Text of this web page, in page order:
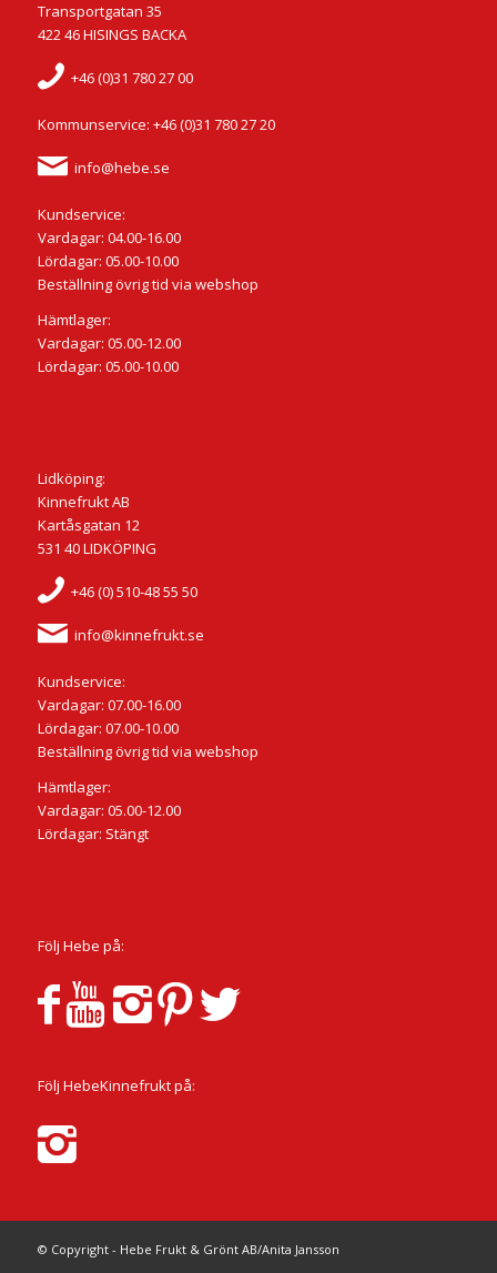
Transportgatan 35
422 46 HISINGS BACKA
+46 (0)31 780 27 00
Kommunservice: +46 (0)31 780 27 20
info@hebe.se
Kundservice:
Vardagar: 04.00-16.00
Lördagar: 05.00-10.00
Beställning övrig tid via webshop
Hämtlager:
Vardagar: 05.00-12.00
Lördagar: 05.00-10.00
Lidköping:
Kinnefrukt AB
Kartåsgatan 12
531 40 LIDKÖPING
+46 (0) 510-48 55 50
info@kinnefrukt.se
Kundservice:
Vardagar: 07.00-16.00
Lördagar: 07.00-10.00
Beställning övrig tid via webshop
Hämtlager:
Vardagar: 05.00-12.00
Lördagar: Stängt
Följ Hebe på:
Följ HebeKinnefrukt på:
© Copyright - Hebe Frukt & Grönt AB/Anita Jansson